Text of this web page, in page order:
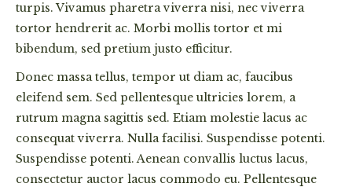
turpis. Vivamus pharetra viverra nisi, nec viverra
tortor hendrerit ac. Morbi mollis tortor et mi
bibendum, sed pretium justo efficitur.
Donec massa tellus, tempor ut diam ac, faucibus
eleifend sem. Sed pellentesque ultricies lorem, a
rutrum magna sagittis sed. Etiam molestie lacus ac
consequat viverra. Nulla facilisi. Suspendisse potenti.
Suspendisse potenti. Aenean convallis luctus lacus,
consectetur auctor lacus commodo eu. Pellentesque